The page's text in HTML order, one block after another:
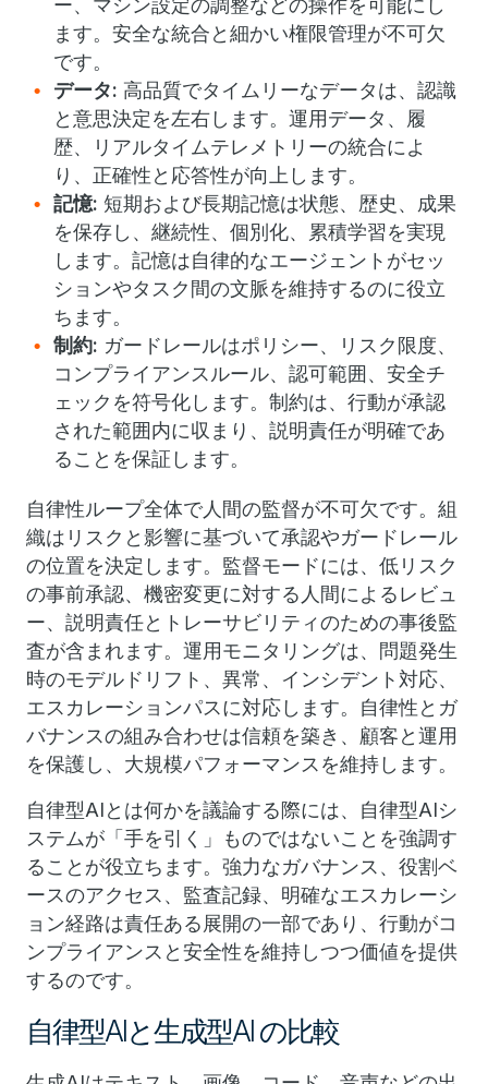
ー、マシン設定の調整などの操作を可能にし
ます。安全な統合と細かい権限管理が不可欠
です。
データ: 高品質でタイムリーなデータは、認識
と意思決定を左右します。運用データ、履
歴、リアルタイムテレメトリーの統合によ
り、正確性と応答性が向上します。
記憶: 短期および長期記憶は状態、歴史、成果
を保存し、継続性、個別化、累積学習を実現
します。記憶は自律的なエージェントがセッ
ションやタスク間の文脈を維持するのに役立
ちます。
制約: ガードレールはポリシー、リスク限度、
コンプライアンスルール、認可範囲、安全チ
ェックを符号化します。制約は、行動が承認
された範囲内に収まり、説明責任が明確であ
ることを保証します。
自律性ループ全体で人間の監督が不可欠です。組
織はリスクと影響に基づいて承認やガードレール
の位置を決定します。監督モードには、低リスク
の事前承認、機密変更に対する人間によるレビュ
ー、説明責任とトレーサビリティのための事後監
査が含まれます。運用モニタリングは、問題発生
時のモデルドリフト、異常、インシデント対応、
エスカレーションパスに対応します。自律性とガ
バナンスの組み合わせは信頼を築き、顧客と運用
を保護し、大規模パフォーマンスを維持します。
自律型AIとは何かを議論する際には、自律型AIシ
ステムが「手を引く」ものではないことを強調す
ることが役立ちます。強力なガバナンス、役割ベ
ースのアクセス、監査記録、明確なエスカレーシ
ョン経路は責任ある展開の一部であり、行動がコ
ンプライアンスと安全性を維持しつつ価値を提供
するのです。
自律型AIと生成型AI の比較